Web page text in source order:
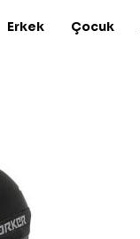
Erkek Çocuk